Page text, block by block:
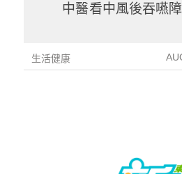
中醫看中風後吞嚥
生活健康